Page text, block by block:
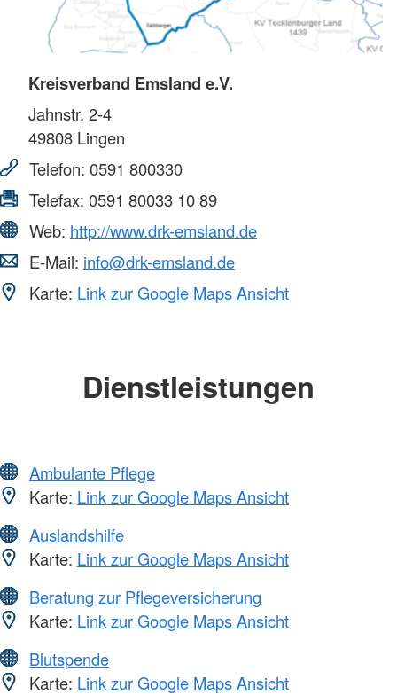
Kreisverband Emsland e.V.
Jahnstr. 2-4
49808 Lingen
Telefon: 0591 800330
Telefax: 0591 80033 10 89
Web: http://www.drk-emsland.de
E-Mail: info@drk-emsland.de
Karte: Link zur Google Maps Ansicht
Dienstleistungen
Ambulante Pflege
Karte: Link zur Google Maps Ansicht
Auslandshilfe
Karte: Link zur Google Maps Ansicht
Beratung zur Pflegeversicherung
Karte: Link zur Google Maps Ansicht
Blutspende
Karte: Link zur Google Maps Ansicht